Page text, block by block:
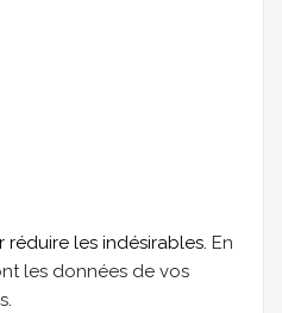
réduire les indésirables. En
les données de vos
.